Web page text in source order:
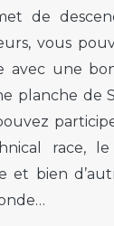
de
vous
avec une
planche de
race,
et bien